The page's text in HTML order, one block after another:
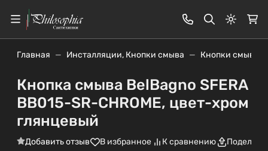
Главная Инсталляции, Кнопки смыва Кнопки смыва
Кнопка смыва BelBagno SFERA
BB015-SR-CHROME, цвет-хром
глянцевый
Добавить отзыв В избранное К сравнению